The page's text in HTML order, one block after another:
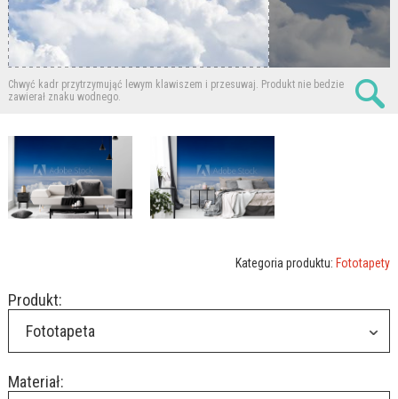
Chwyć kadr przytrzymująć lewym klawiszem i przesuwaj. Produkt nie bedzie
zawierał znaku wodnego.
Kategoria produktu: Fototapety
Produkt:
Fototapeta
Materiał: